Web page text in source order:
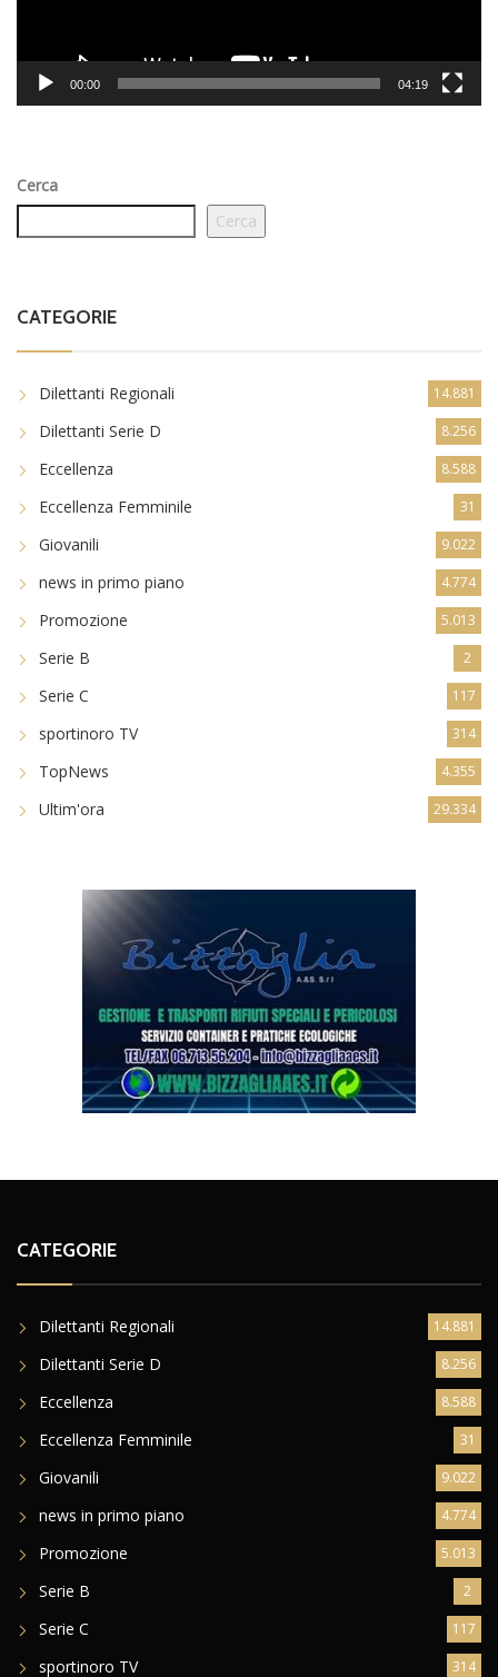
00:00 04:19
Cerca
Cerca
CATEGORIE
Dilettanti Regionali 14.881
Dilettanti Serie D 8.256
Eccellenza 8.588
Eccellenza Femminile 31
Giovanili 9.022
news in primo piano 4.774
Promozione 5.013
Serie B 2
Serie C 117
sportinoro TV 314
TopNews 4.355
Ultim'ora 29.334
CATEGORIE
Dilettanti Regionali 14.881
Dilettanti Serie D 8.256
Eccellenza 8.588
Eccellenza Femminile 31
Giovanili 9.022
news in primo piano 4.774
Promozione 5.013
Serie B 2
Serie C 117
sportinoro TV 314